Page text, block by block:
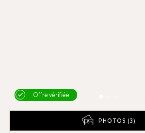
Offre vérifiée
PHOTOS (3)